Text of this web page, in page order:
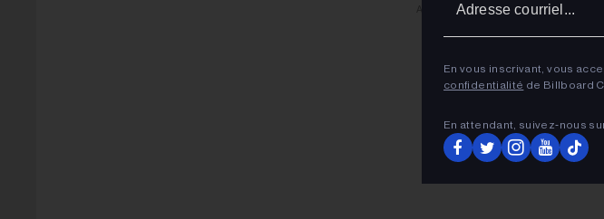
ADVERTISEMENT
En vous inscrivant, vous
confidentialité de Billboard
En attendant, suivez‑nous